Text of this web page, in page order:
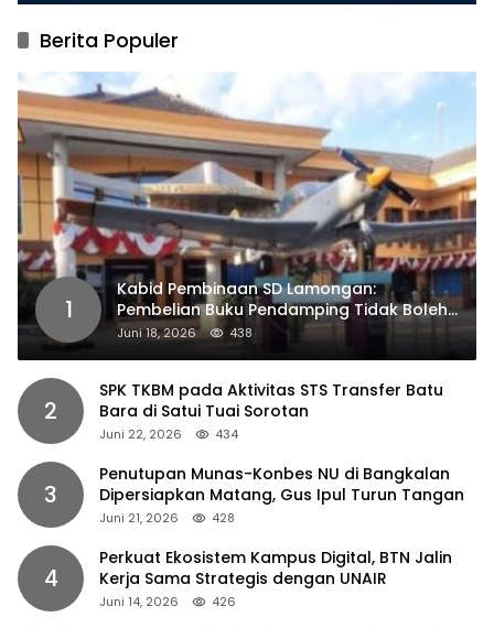
Berita Populer
1
Kabid Pembinaan SD Lamongan:
Pembelian Buku Pendamping Tidak Boleh
Dipaksakan
Juni 18, 2026 438
2
SPK TKBM pada Aktivitas STS Transfer Batu
Bara di Satui Tuai Sorotan
Juni 22, 2026 434
3
Penutupan Munas-Konbes NU di Bangkalan
Dipersiapkan Matang, Gus Ipul Turun Tangan
Juni 21, 2026 428
4
Perkuat Ekosistem Kampus Digital, BTN Jalin
Kerja Sama Strategis dengan UNAIR
Juni 14, 2026 426